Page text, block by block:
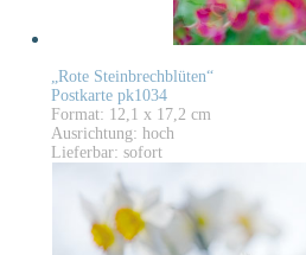
„Rote Steinbrechblüten“
Postkarte pk1034
Format: 12,1 x 17,2 cm
Ausrichtung: hoch
Lieferbar: sofort